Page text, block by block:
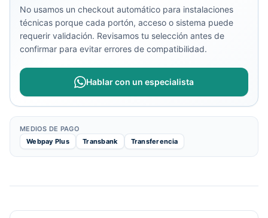
No usamos un checkout automático para instalaciones
técnicas porque cada portón, acceso o sistema puede
requerir validación. Revisamos tu selección antes de
confirmar para evitar errores de compatibilidad.
Hablar con un especialista
MEDIOS DE PAGO
Webpay Plus
Transbank Transferencia